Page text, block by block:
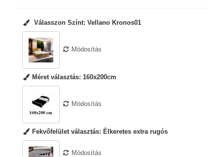
Válasszon Színt:Vellano Kronos01
Módosítás
Méret választás:160x200cm
Módosítás
Fekvőfelület választás: Élkeretes extra rugós
Módosítás